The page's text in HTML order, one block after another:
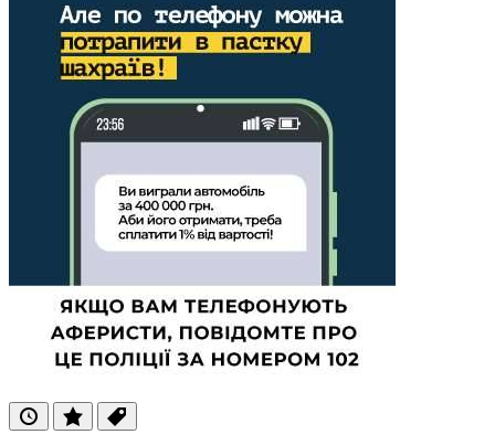
ОстанніПопулярні
Теги